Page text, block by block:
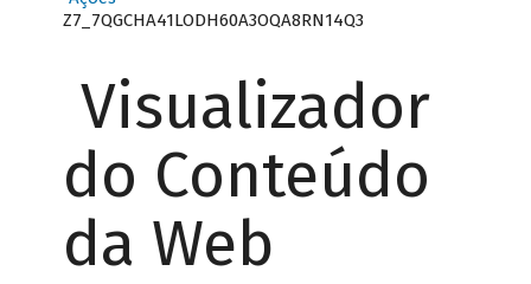
Z7_7QGCHA41LODH60A3OQA8RN14Q3
Visualizador
do Conteúdo
da Web